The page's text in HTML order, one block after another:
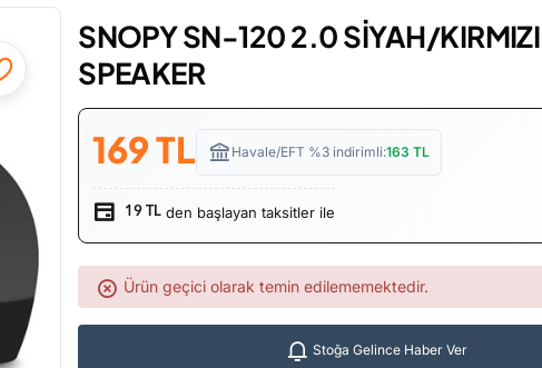
SNOPY SN-120 2.0 SİYAH/
SPEAKER
169TL Havale/EFT %3 indirimli:163 TL
19 TL den başlayan taksitler ile
Ürün geçici olarak temin edilememektedir.
Stoğa Gelince Haber Ver